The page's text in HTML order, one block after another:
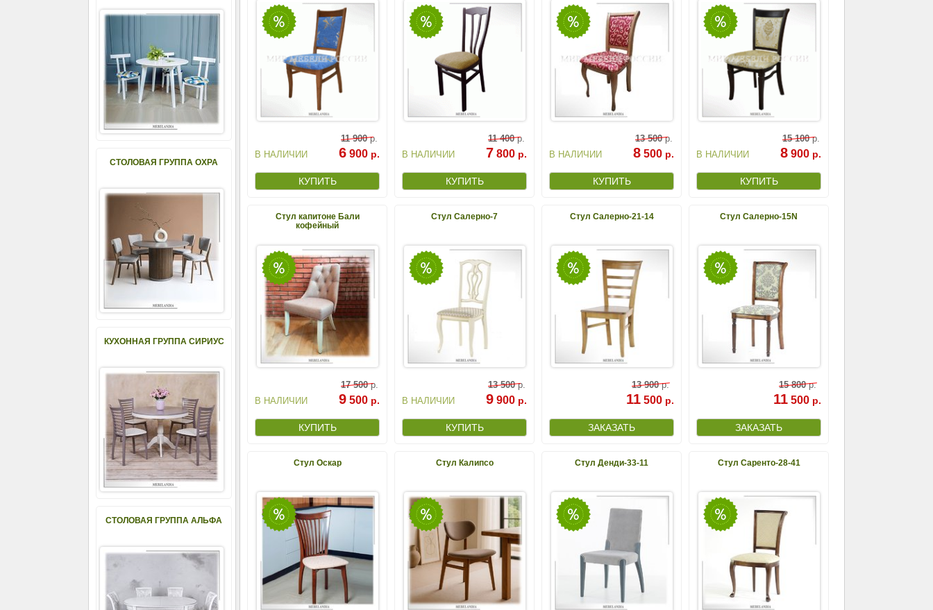
В НАЛИЧИИ
11 900р.
6 900 р. В НАЛИЧИИ
11 400р.
7 800 р. В НАЛИЧИИ
13 500р.
8 500 р. В НАЛИЧИИ
15 100р.
8 900 р.
Стул капитоне Бали
кофейный
В НАЛИЧИИ
17 500р.
9 500 р.
Стул Салерно-7
В НАЛИЧИИ
13 500р.
9 900 р.
Стул Салерно-21-14
13 900р.
11 500 р.
Стул Салерно-15N
15 800р.
11 500 р.
Стул Оскар Стул Калипсо Стул Денди-33-11 Стул Саренто-28-41
СТОЛОВАЯ ГРУППА ОХРА
КУХОННАЯ ГРУППА СИРИУС
СТОЛОВАЯ ГРУППА АЛЬФА